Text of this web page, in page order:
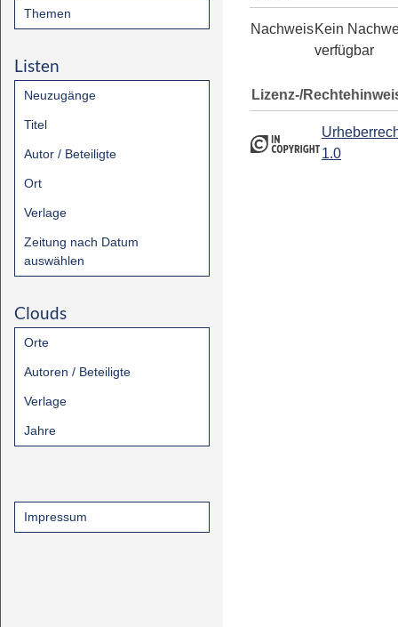
Themen
Listen
Neuzugänge
Titel
Autor / Beteiligte
Ort
Verlage
Zeitung nach Datum
auswählen
Clouds
Orte
Autoren / Beteiligte
Verlage
Jahre
Impressum
NachweisKein
verfügbar
Lizenz-/
1.0